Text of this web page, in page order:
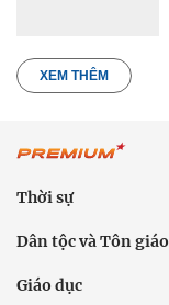
XEM THÊM
Thời sự
Dân tộc và Tôn giáo
Giáo dục